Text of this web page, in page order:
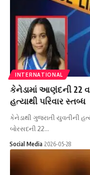
INTERNATIONAL
કેનેડામાં આણંદની 22
હત્યાથી પરિવાર સ્તબ્ધ
કેનેડાથી ગુજરાતી યુવતીની
બોરસદની 22…
Social Media 2026-05-28